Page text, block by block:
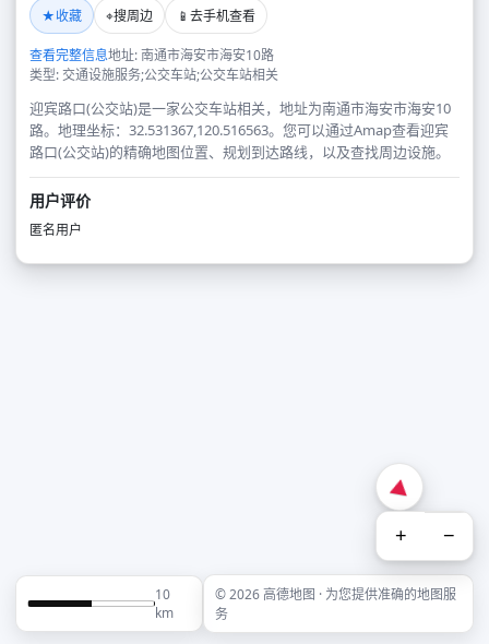
★收藏 ⌖搜周边 📱 去手机查看
查看完整信息地址: 南通市海安市海安10路
类型: 交通设施服务;公交车站;公交车站相关
迎宾路口(公交站)是一家公交车站相关，地址为南通市海安市海安10
路。地理坐标：32.531367,120.516563。您可以通过Amap查看迎宾
路口(公交站)的精确地图位置、规划到达路线，以及查找周边设施。
用户评价
匿名用户
+ −
10
km
© 2026 高德地图 · 为您提供准确的地图服
务